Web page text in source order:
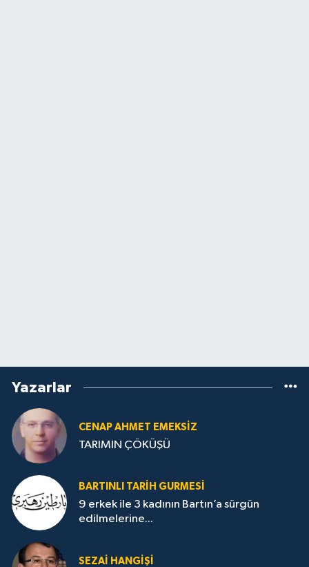
Yazarlar
CENAP AHMET EMEKSİZ
TARIMIN ÇÖKÜŞÜ
BARTINLI TARIH GURMESI
9 erkek ile 3 kadının Bartın’a sürgün
edilmelerine...
SEZAI HANGİŞİ